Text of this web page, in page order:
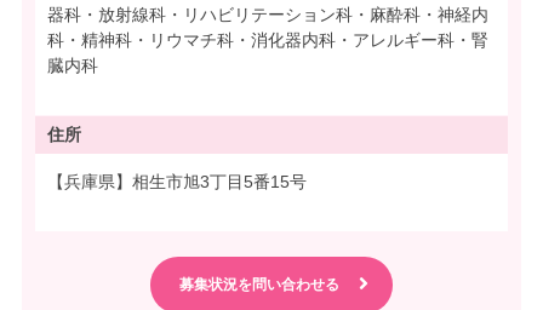
器科・放射線科・リハビリテーション科・麻酔科・神経内
科・精神科・リウマチ科・消化器内科・アレルギー科・腎
臓内科
住所
【兵庫県】相生市旭3丁目5番15号